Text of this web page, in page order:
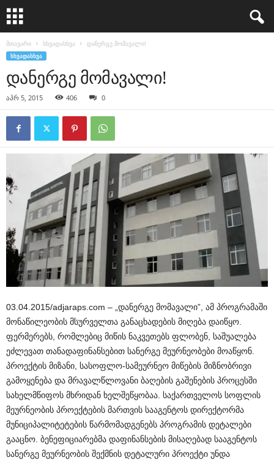
მთავარი სხვადასხვა დანერგე მომავალი!
ᲡᲮᲕᲐᲓᲐᲡᲮᲕᲐ
დანერგე მომავალი!
აპრ 5, 2015 406 0
03.04.2015/adjaraps.com – „დანერგე მომავალი”, ამ პროგრამაში
მონაწილეობის მსურველთა განაცხადების მიღება დაიწყო.
ფერმერებს, რომლებიც მიწის ნაკვეთებს ფლობენ, საშუალება
ეძლევათ თანადაფინანსებით სანერგე მეურნეობები მოაწყონ.
პროექტის მიზანი, სასოფლო-სამეურნეო მიწების მიზნობრივი
გამოყენება და მრავალწლოვანი ბაღების გაშენების პროცესში
სახელმწიფოს მხრიდან ხელშეწყობაა. საქართველოს სოფლის
მეურნეობის პროექტების მართვის სააგენტოს დირექტორმა
მუნიციპალიტეტების წარმომადგენებს პროგრამის დეტალები
გააცნო. ბენეფიციარებმა დაფინანსების მისაღებად სააგენტოს
სანერგე მეურნეობის შექმნის დეტალური პროექტი უნდა